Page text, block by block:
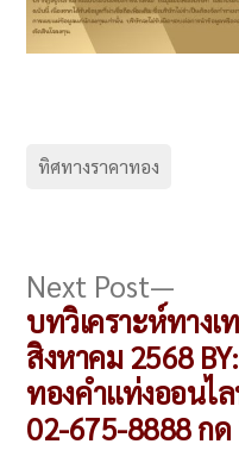
ทิศทางราคาทอง
แนะแนว
เรื่อง
Next Post
post:
บทวิเคราะห์ทาง
สิงหาคม 2568
ทองคำแท่งออนไ
02-675-8888 กด